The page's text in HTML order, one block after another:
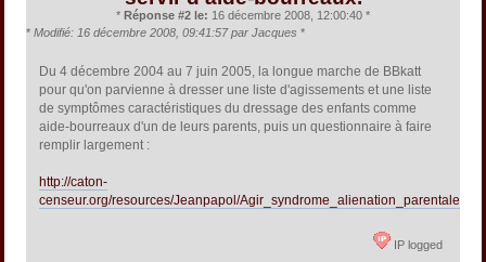
* Réponse #2 le: 16 décembre 2008, 12:00:40 *
* Modifié: 16 décembre 2008, 09:41:57 par Jacques *
Du 4 décembre 2004 au 7 juin 2005, la longue marche de BBkatt
pour qu'on parvienne à dresser une liste d'agissements et une liste
de symptômes caractéristiques du dressage des enfants comme
aide-bourreaux d'un de leurs parents, puis un questionnaire à faire
remplir largement :
http://caton-
censeur.org/resources/Jeanpapol/Agir_syndrome_alienation_parentale.htm
IP logged